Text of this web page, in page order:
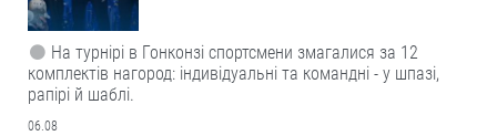
На турнірі в Гонконзі спортсмени змагалися за 12
комплектів нагород: індивідуальні та командні - у шпазі,
рапірі й шаблі.
06.08